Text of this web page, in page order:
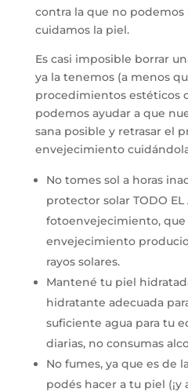
contra la que no podemos
cuidamos la piel.
Es casi imposible borrar
ya la tenemos (a menos
procedimientos estéticos
podemos ayudar a que
sana posible y retrasar el
envejecimiento
No tomes sol a horas
protector solar TODO EL
fotoenvejecimiento,
envejecimiento
rayos solares.
Mantené tu piel
hidratante adecuada
suficiente agua para tu
diarias, no consumas
No fumes, ya que es de
podés hacer a tu piel